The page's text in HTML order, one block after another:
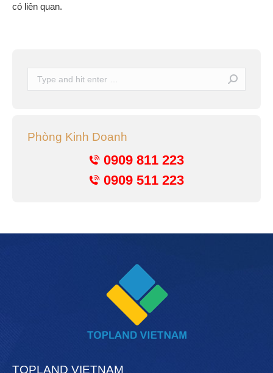
có liên quan.
Phòng Kinh Doanh
0909 811 223
0909 511 223
TOPLAND VIETNAM